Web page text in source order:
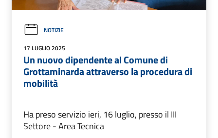
NOTIZIE
17 LUGLIO 2025
Un nuovo dipendente al Comune di
Grottaminarda attraverso la procedura di
mobilità
Ha preso servizio ieri, 16 luglio, presso il III
Settore - Area Tecnica